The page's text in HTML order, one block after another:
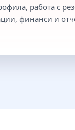
работа с
финанси и